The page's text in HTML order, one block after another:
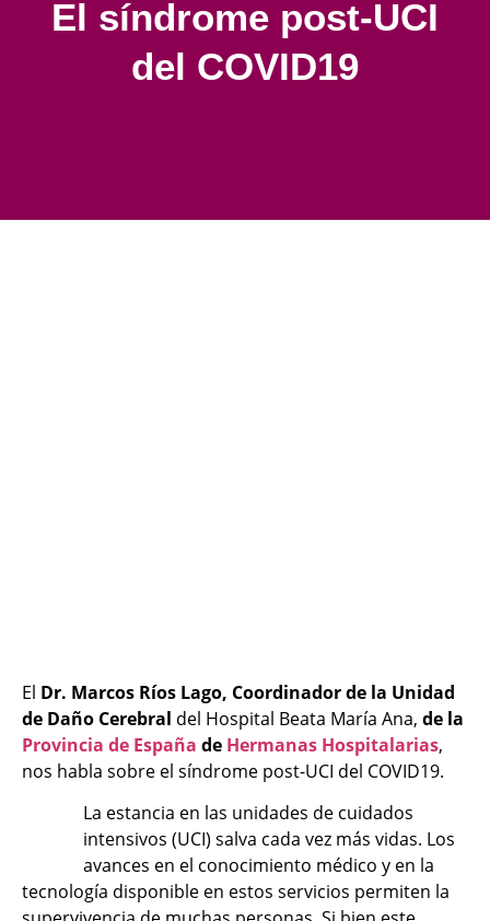
El síndrome post-UCI
del COVID19
El Dr. Marcos Ríos Lago, Coordinador de la Unidad
de Daño Cerebral del Hospital Beata María Ana, de la
Provincia de España de Hermanas Hospitalarias,
nos habla sobre el síndrome post-UCI del COVID19.
La estancia en las unidades de cuidados
intensivos (UCI) salva cada vez más vidas. Los
avances en el conocimiento médico y en la
tecnología disponible en estos servicios permiten la